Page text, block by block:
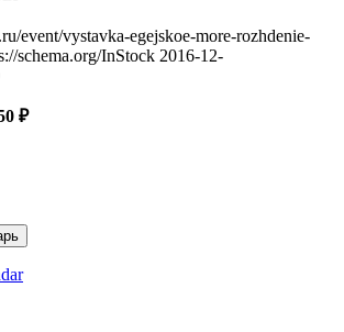
event/vystavka-egejskoe-more-rozhdenie-
schema.org/InStock 2016-12-
₽